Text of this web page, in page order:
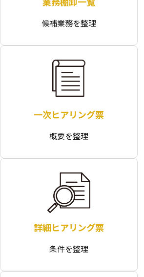
候補業務を整理
一次ヒアリング票
概要を整理
詳細ヒアリング票
条件を整理